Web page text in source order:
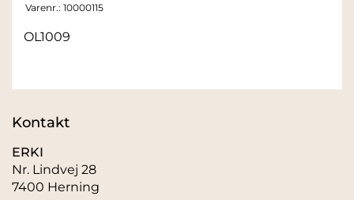
Varenr.: 10000115
OL1009
Kontakt
ERKI
Nr. Lindvej 28
7400 Herning